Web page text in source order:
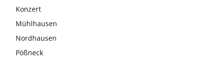
Konzert
Mühlhausen
Nordhausen
Pößneck